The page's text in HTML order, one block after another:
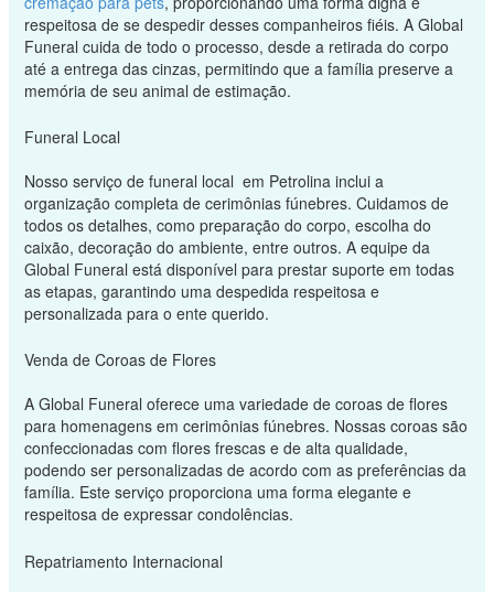
respeitosa de se despedir desses companheiros fiéis. A Global
Funeral cuida de todo o processo, desde a retirada do corpo
até a entrega das cinzas, permitindo que a família preserve a
memória de seu animal de estimação.
Funeral Local
Nosso serviço de funeral local em Petrolina inclui a
organização completa de cerimônias fúnebres. Cuidamos de
todos os detalhes, como preparação do corpo, escolha do
caixão, decoração do ambiente, entre outros. A equipe da
Global Funeral está disponível para prestar suporte em todas
as etapas, garantindo uma despedida respeitosa e
personalizada para o ente querido.
Venda de Coroas de Flores
A Global Funeral oferece uma variedade de coroas de flores
para homenagens em cerimônias fúnebres. Nossas coroas são
confeccionadas com flores frescas e de alta qualidade,
podendo ser personalizadas de acordo com as preferências da
família. Este serviço proporciona uma forma elegante e
respeitosa de expressar condolências.
Repatriamento Internacional